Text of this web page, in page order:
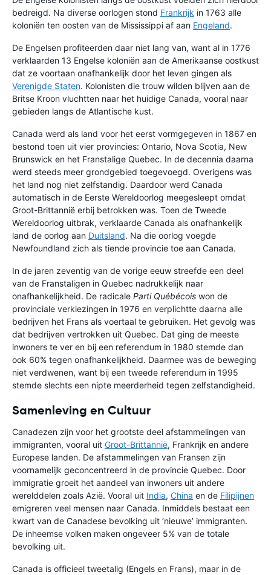
bedreigd. Na diverse oorlogen stond Frankrijk in 1763 alle
koloniën ten oosten van de Mississippi af aan Engeland.
De Engelsen profiteerden daar niet lang van, want al in 1776
verklaarden 13 Engelse koloniën aan de Amerikaanse oostkust
dat ze voortaan onafhankelijk door het leven gingen als
Verenigde Staten. Kolonisten die trouw wilden blijven aan de
Britse Kroon vluchtten naar het huidige Canada, vooral naar
gebieden langs de Atlantische kust.
Canada werd als land voor het eerst vormgegeven in 1867 en
bestond toen uit vier provincies: Ontario, Nova Scotia, New
Brunswick en het Franstalige Quebec. In de decennia daarna
werd steeds meer grondgebied toegevoegd. Overigens was
het land nog niet zelfstandig. Daardoor werd Canada
automatisch in de Eerste Wereldoorlog meegesleept omdat
Groot-Brittannië erbij betrokken was. Toen de Tweede
Wereldoorlog uitbrak, verklaarde Canada als onafhankelijk
land de oorlog aan Duitsland. Na die oorlog voegde
Newfoundland zich als tiende provincie toe aan Canada.
In de jaren zeventig van de vorige eeuw streefde een deel
van de Franstaligen in Quebec nadrukkelijk naar
onafhankelijkheid. De radicale Parti Québécois won de
provinciale verkiezingen in 1976 en verplichtte daarna alle
bedrijven het Frans als voertaal te gebruiken. Het gevolg was
dat bedrijven vertrokken uit Quebec. Dat ging de meeste
inwoners te ver en bij een referendum in 1980 stemde dan
ook 60% tegen onafhankelijkheid. Daarmee was de beweging
niet verdwenen, want bij een tweede referendum in 1995
stemde slechts een nipte meerderheid tegen zelfstandigheid.
Samenleving en Cultuur
Canadezen zijn voor het grootste deel afstammelingen van
immigranten, vooral uit Groot-Brittannië, Frankrijk en andere
Europese landen. De afstammelingen van Fransen zijn
voornamelijk geconcentreerd in de provincie Quebec. Door
immigratie groeit het aandeel van inwoners uit andere
werelddelen zoals Azië. Vooral uit India, China en de Filipijnen
emigreren veel mensen naar Canada. Inmiddels bestaat een
kwart van de Canadese bevolking uit ‘nieuwe’ immigranten.
De inheemse volken maken ongeveer 5% van de totale
bevolking uit.
Canada is officieel tweetalig (Engels en Frans), maar in de